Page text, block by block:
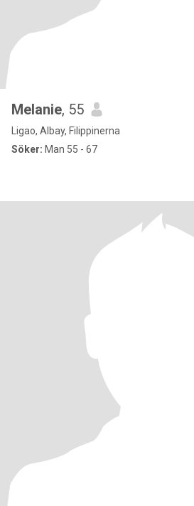
Melanie, 55
Ligao, Albay, Filippinerna
Söker: Man 55 - 67